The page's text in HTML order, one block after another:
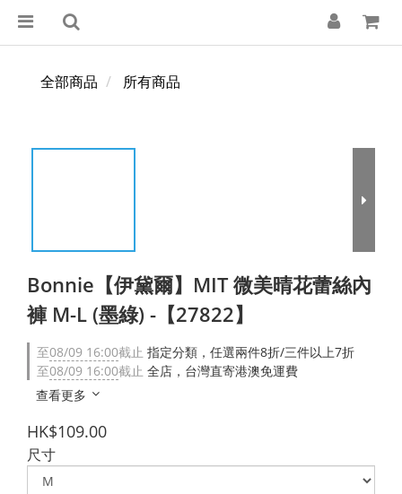
全部商品 所有商品
Bonnie【伊黛爾】MIT 微美晴花蕾絲內
褲 M-L (墨綠) -【27822】
至08/09 16:00截止 指定分類，任選兩件8折/三件以上7折
至08/09 16:00截止 全店，台灣直寄港澳免運費
查看更多
HK$109.00
尺寸